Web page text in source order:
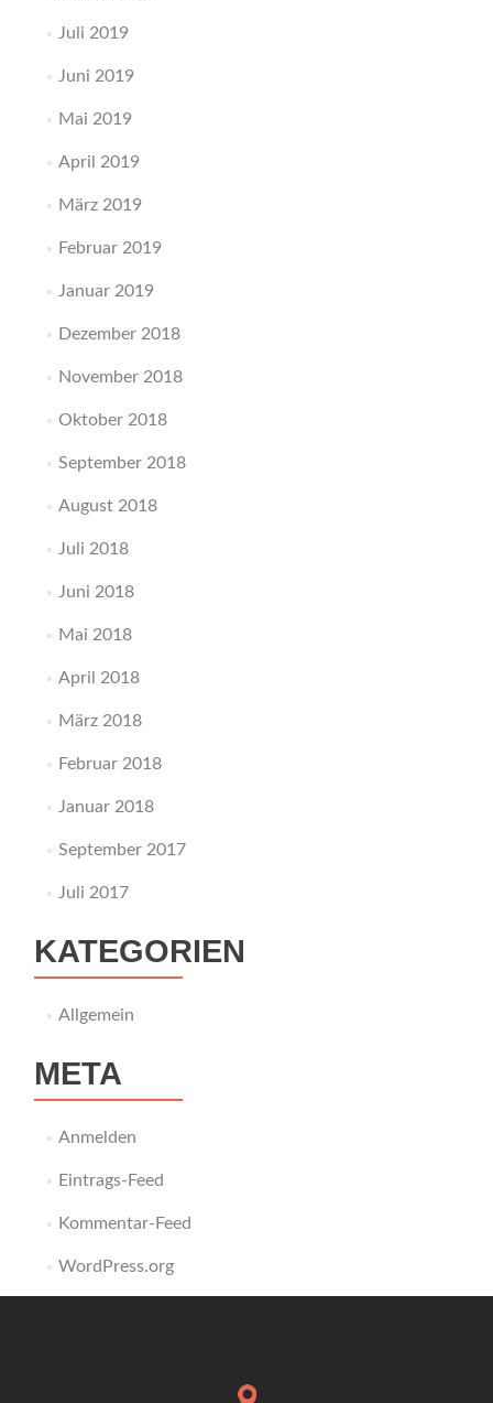
Juli 2019
Juni 2019
Mai 2019
April 2019
März 2019
Februar 2019
Januar 2019
Dezember 2018
November 2018
Oktober 2018
September 2018
August 2018
Juli 2018
Juni 2018
Mai 2018
April 2018
März 2018
Februar 2018
Januar 2018
September 2017
Juli 2017
KATEGORIEN
Allgemein
META
Anmelden
Eintrags-Feed
Kommentar-Feed
WordPress.org